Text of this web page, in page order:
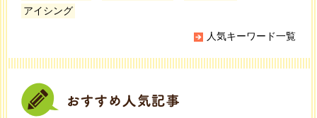
アイシング
人気キーワード一覧